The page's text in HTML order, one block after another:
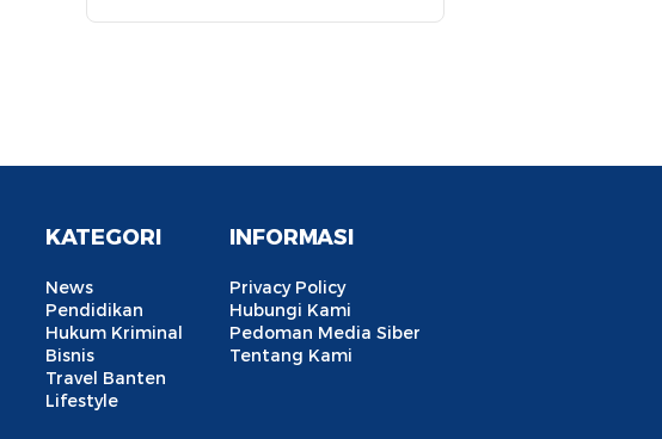
KATEGORI
News
Pendidikan
Hukum Kriminal
Bisnis
Travel Banten
Lifestyle
INFORMASI
Privacy Policy
Hubungi Kami
Pedoman Media Siber
Tentang Kami